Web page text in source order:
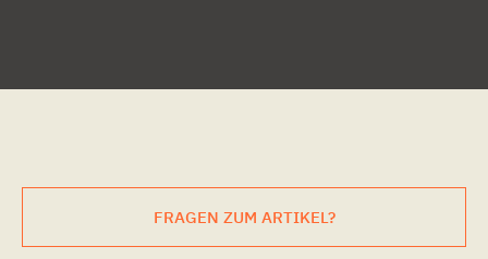
FRAGEN ZUM ARTIKEL?